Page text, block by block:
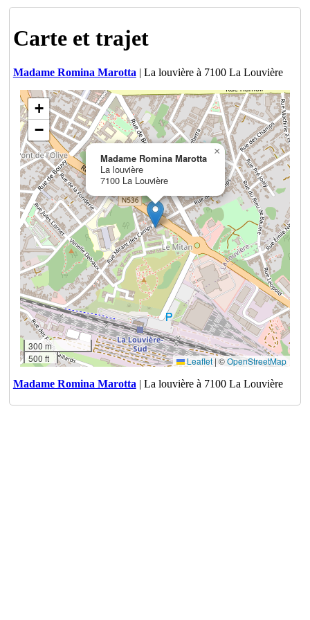
Carte et trajet
Madame Romina Marotta | La louvière à 7100 La Louvière
Madame Romina Marotta
La louvière
7100 La Louvière
×
+
−
300 m
500 ft
Leaflet | ©OpenStreetMap
Madame Romina Marotta | La louvière à 7100 La Louvière